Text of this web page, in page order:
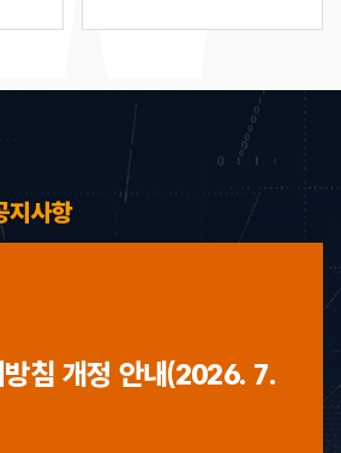
지사항
침 개정 안내(2026. 7.